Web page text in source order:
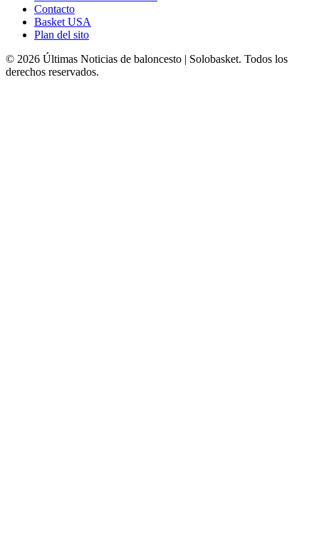
Contacto
Basket USA
Plan del sito
© 2026 Últimas Noticias de baloncesto | Solobasket. Todos los
derechos reservados.